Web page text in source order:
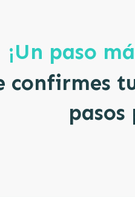
¡Un paso
confirmes